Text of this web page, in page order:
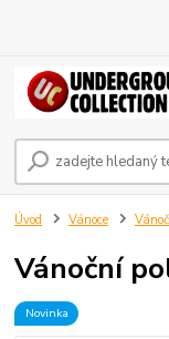
Úvod Vánoce
Vánoční
Novinka